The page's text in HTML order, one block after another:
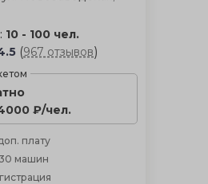
10 - 100 чел.
(967 отзывов)
₽/чел.
плату
машин